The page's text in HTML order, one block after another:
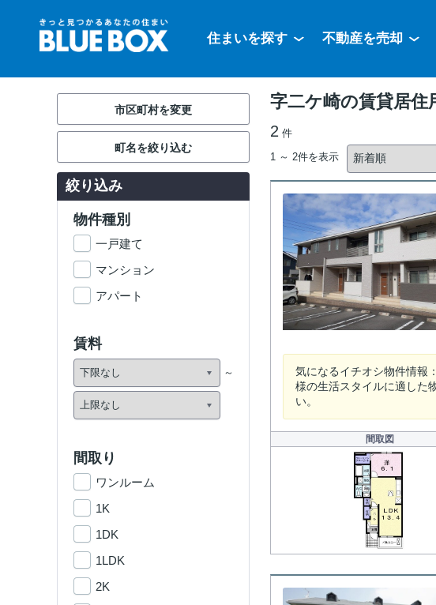
住まいを探す 不動産を売却
字二ケ崎の賃貸居住
2 件
1 ～ 2件を表示
気になるイチオシ物件情報
様の生活スタイルに適した
い。
間取図
市区町村を変更
町名を絞り込む
絞り込み
物件種別
一戸建て
マンション
アパート
賃料
間取り
ワンルーム
1K
1DK
1LDK
2K